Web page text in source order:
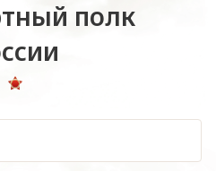
полк